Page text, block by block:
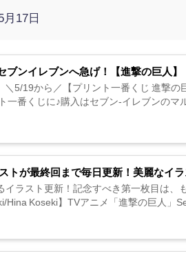
月17日
ンイレブンへ急げ！【進撃の巨人】
5/19から／【プリント一番くじ 進撃
一番くじに♪購入はセブン-イレブンの
トが最終回まで毎日更新！美麗なイ
イラスト更新！記念すべき第一枚目は
Hina Koseki】TVアニメ「進撃の巨人」